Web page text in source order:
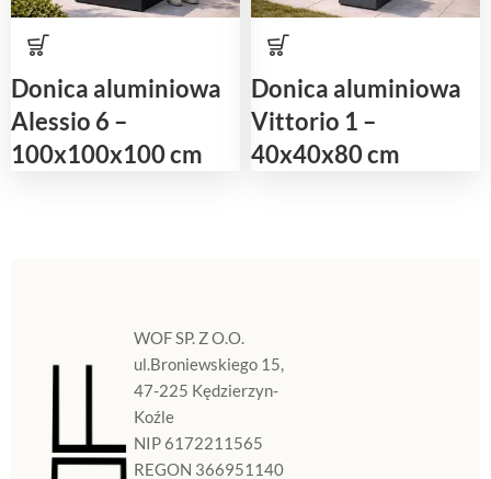
Donica aluminiowa
Alessio 6 –
100x100x100 cm
Donica aluminiowa
Vittorio 1 –
40x40x80 cm
WOF SP. Z O.O.
ul.Broniewskiego 15,
47-225 Kędzierzyn-
Koźle
NIP 6172211565
REGON 366951140